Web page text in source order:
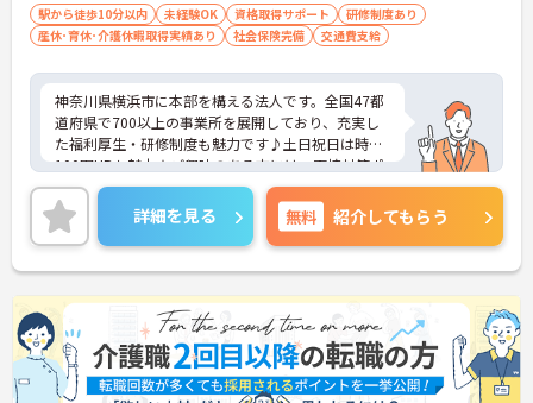
駅から徒歩10分以内 未経験OK 資格取得サポート
研修制度あり
産休･育休･介護休暇取得実績あり
社会保険完備 交通費支給
神奈川県横浜市に本部を構える法人です。全国47都
道府県で700以上の事業所を展開しており、充実し
た福利厚生・研修制度も魅力です♪土日祝日は時給
100円UPも魅力★ご興味のある方には、面接対策ポ
イントなど、さらに詳細をお話しいたしますのでお
気軽にご相談ください！
詳細を見る 無料 紹介してもらう